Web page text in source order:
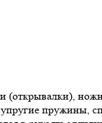
(открывалки),
пружины,